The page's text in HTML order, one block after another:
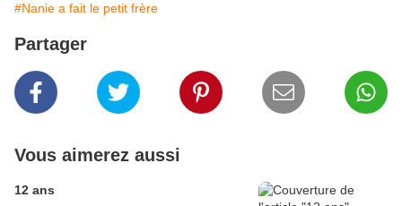
#Nanie a fait le petit frère
Partager
Vous aimerez aussi
12 ans